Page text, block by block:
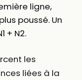
ligne,
poussé. Un
+ N2.
les
liées à la